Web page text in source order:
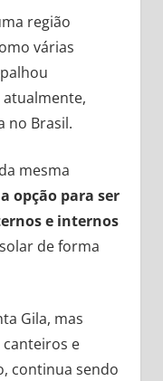
região
várias
no Brasil.
mesma
opção para ser
e internos
de forma
Gila, mas
e
continua sendo